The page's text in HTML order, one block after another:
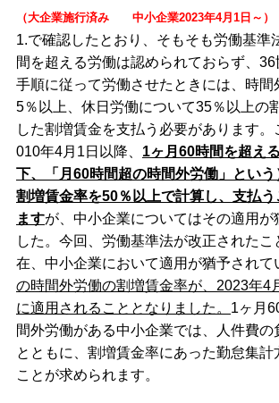
（大企業施行済み 中小企業2023年4月1日～）
1.で確認したとおり、そもそも労働基準
間を超える労働は認められておらず、
手順に従って労働させたときには、時間
5％以上、休日労働について35％以上の
した割増賃金を支払う必要があります。
010年4月1日以降、 1ヶ月60時間を超え
下、「月60時間超の時間外労働」という
割増賃金率を50％以上で計算し、支払
ますが、中小企業についてはその適用が
した。今回、労働基準法が改正されたこ
在、中小企業において適用が猶予されて
の時間外労働の割増賃金率が、2023年4
に適用されることとなりました。 1ヶ月
間外労働がある中小企業では、人件費の
とともに、割増賃金率にあった勤怠集計
ことが求められます。